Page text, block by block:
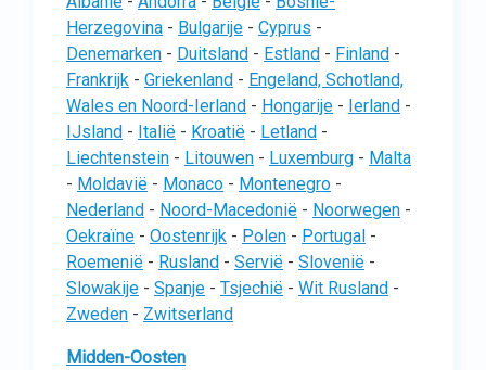
Herzegovina - Bulgarije - Cyprus -
Denemarken - Duitsland - Estland - Finland -
Frankrijk - Griekenland - Engeland, Schotland,
Wales en Noord-Ierland - Hongarije - Ierland -
IJsland - Italië - Kroatië - Letland -
Liechtenstein - Litouwen - Luxemburg - Malta
- Moldavië - Monaco - Montenegro -
Nederland - Noord-Macedonië - Noorwegen -
Oekraïne - Oostenrijk - Polen - Portugal -
Roemenië - Rusland - Servië - Slovenië -
Slowakije - Spanje - Tsjechië - Wit Rusland -
Zweden - Zwitserland
Midden-Oosten